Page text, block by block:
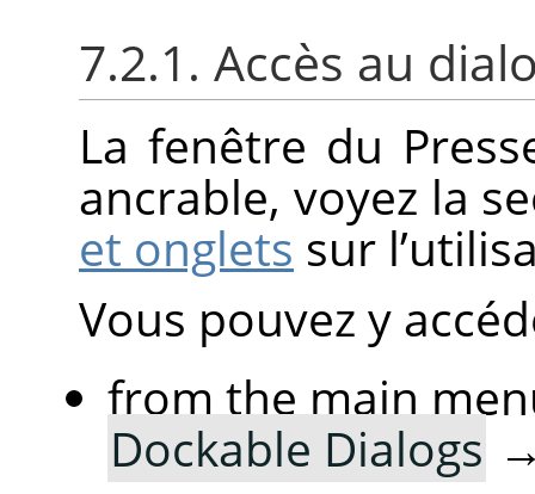
7.2.1. Accès au
La fenêtre du
ancrable, voyez la
et onglets sur
Vous pouvez y
from the main
Dockable Dialogs